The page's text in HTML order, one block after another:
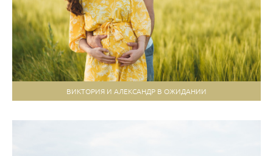
ВИКТОРИЯ И АЛЕКСАНДР В ОЖИДАНИИ